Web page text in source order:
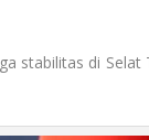
stabilitas di Selat